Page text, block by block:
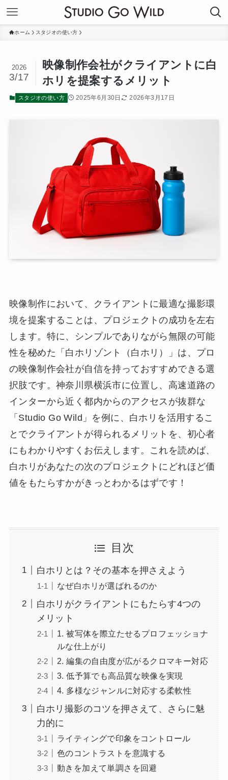
ホーム スタジオの使い方
映像制作会社がクライアントに白
ホリを提案するメリット
2026
3/17
スタジオの使い方 2025年6月30日 2026年3月17日
映像制作において、クライアントに最適な撮影環
境を提案することは、プロジェクトの成功を左右
します。特に、シンプルでありながら無限の可能
性を秘めた「白ホリゾント（白ホリ）」は、プロ
の映像制作会社が自信を持っておすすめできる選
択肢です。神奈川県横浜市に位置し、高速道路の
インターから近く都内からのアクセスが抜群な
「Studio Go Wild」を例に、白ホリを活用するこ
とでクライアントが得られるメリットを、初心者
にもわかりやすくお伝えします。これを読めば、
白ホリがあなたの次のプロジェクトにどれほど価
値をもたらすかがきっとわかるはずです！
目次
白ホリとは？その基本を押さえよう
なぜ白ホリが選ばれるのか
白ホリがクライアントにもたらす4つの
メリット
1. 被写体を際立たせるプロフェッショナ
ルな仕上がり
2. 編集の自由度が広がるクロマキー対応
3. 低予算でも高品質な映像を実現
4. 多様なジャンルに対応する柔軟性
白ホリ撮影のコツを押さえて、さらに魅
力的に
ライティングで印象をコントロール
色のコントラストを意識する
動きを加えて単調さを回避